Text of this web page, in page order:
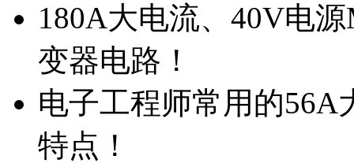
180A大电流、40V电
变器电路！
电子工程师常用的56A
特点！